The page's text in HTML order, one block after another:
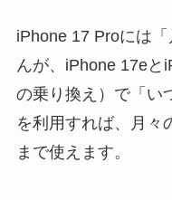
iPhone 17 Proには
んが、iPhone 17eと
の乗り換え）で「い
を利用すれば、月々
まで使えます。